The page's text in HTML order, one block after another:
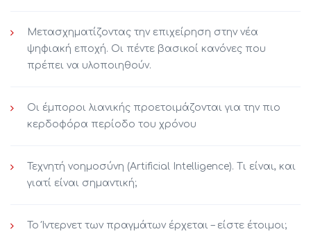
Μετασχηματίζοντας την επιχείρηση στην νέα
ψηφιακή εποχή. Οι πέντε βασικοί κανόνες που
πρέπει να υλοποιηθούν.
Οι έμποροι λιανικής προετοιμάζονται για την πιο
κερδοφόρα περίοδο του χρόνου
Τεχνητή νοημοσύνη (Artificial Intelligence). Τι είναι, και
γιατί είναι σημαντική;
Το Ίντερνετ των πραγμάτων έρχεται – είστε έτοιμοι;